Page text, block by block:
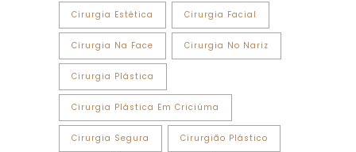
Cirurgia Estética Cirurgia Facial
Cirurgia Na Face Cirurgia No Nariz
Cirurgia Plástica
Cirurgia Plástica Em Criciúma
Cirurgia Segura Cirurgião Plástico